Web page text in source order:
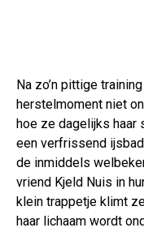
Na zo’n pittige
herstelmoment niet
hoe ze dagelijks
een verfrissend
de inmiddels
vriend Kjeld Nuis in
klein trappetje klimt
haar lichaam wordt